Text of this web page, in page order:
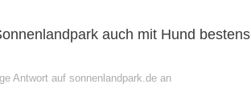
auch mit Hund bestens
Antwort auf sonnenlandpark.de an